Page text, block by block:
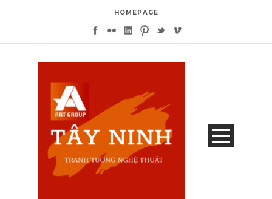
HOMEPAGE